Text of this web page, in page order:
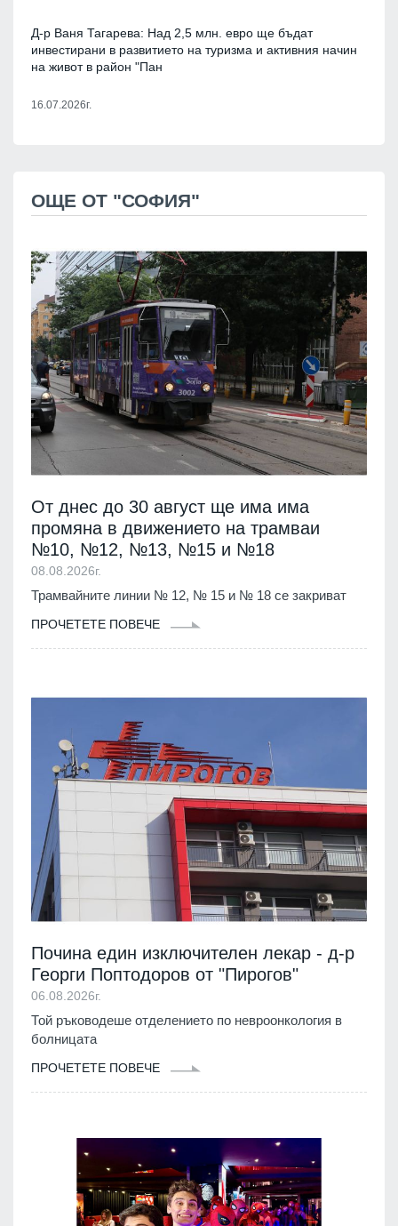
Д-р Ваня Тагарева: Над 2,5 млн. евро ще бъдат
инвестирани в развитието на туризма и активния начин
на живот в район "Пан
16.07.2026г.
ОЩЕ ОТ "СОФИЯ"
От днес до 30 август ще има има
промяна в движението на трамваи
№10, №12, №13, №15 и №18
08.08.2026г.
Трамвайните линии № 12, № 15 и № 18 се закриват
ПРОЧЕТЕТЕ ПОВЕЧЕ
Почина един изключителен лекар - д-р
Георги Поптодоров от "Пирогов"
06.08.2026г.
Той ръководеше отделението по невроонкология в
болницата
ПРОЧЕТЕТЕ ПОВЕЧЕ